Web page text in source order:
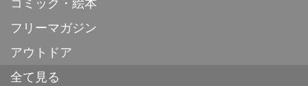
コミック・絵本
フリーマガジン
アウトドア
全て見る